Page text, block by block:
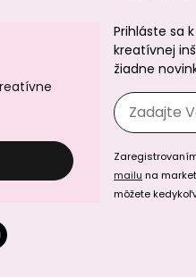
Prihláste sa
kreatívnej
žiadne
mailu na
môžete